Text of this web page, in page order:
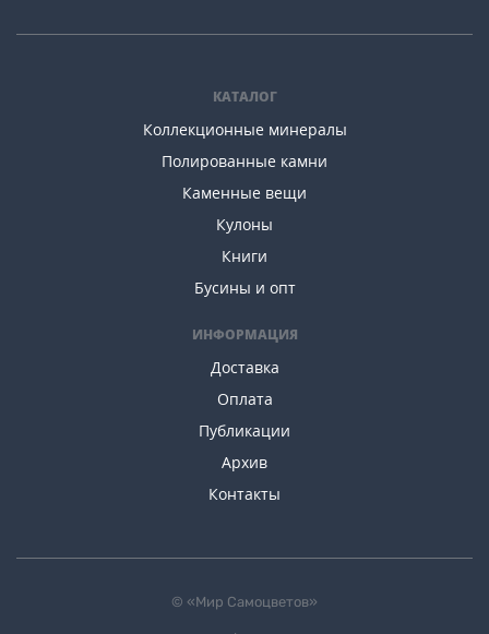
КАТАЛОГ
Коллекционные минералы
Полированные камни
Каменные вещи
Кулоны
Книги
Бусины и опт
ИНФОРМАЦИЯ
Доставка
Оплата
Публикации
Архив
Контакты
© «Мир Самоцветов»